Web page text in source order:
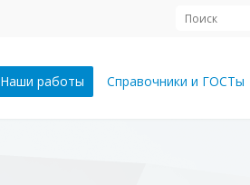
Наши работы Справочники и ГОСТы